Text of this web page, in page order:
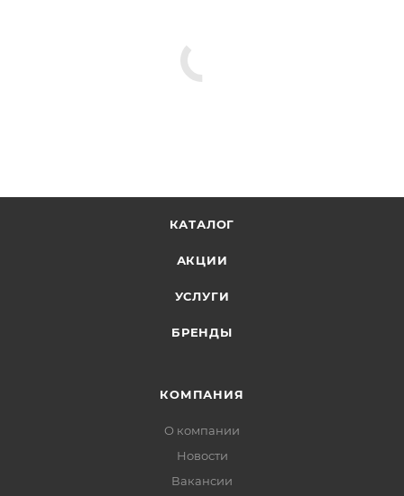
КАТАЛОГ
АКЦИИ
УСЛУГИ
БРЕНДЫ
КОМПАНИЯ
О компании
Новости
Вакансии